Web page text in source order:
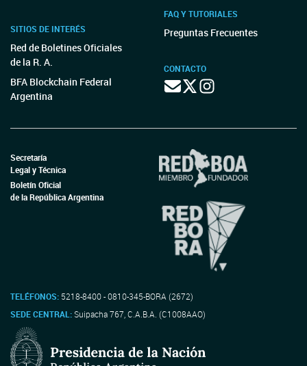
SITIOS DE INTERÉS
Red de Boletines Oficiales
de la R. A.
BFA Blockchain Federal
Argentina
FAQ Y TUTORIALES
Preguntas Frecuentes
CONTACTO
Secretaría
Legal y Técnica
Boletín Oficial
de la República Argentina
TELÉFONOS: 5218-8400 - 0810-345-BORA (2672)
SEDE CENTRAL:Suipacha 767, C.A.B.A. (C1008AAO)